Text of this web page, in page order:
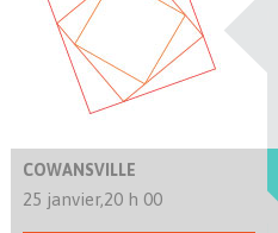
COWANSVILLE
25 janvier,20 h 00